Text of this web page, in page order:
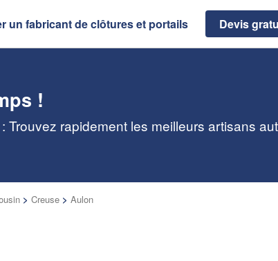
un fabricant de clôtures et portails Devis
!
Trouvez rapidement les meilleurs artisans
> Creuse > Aulon